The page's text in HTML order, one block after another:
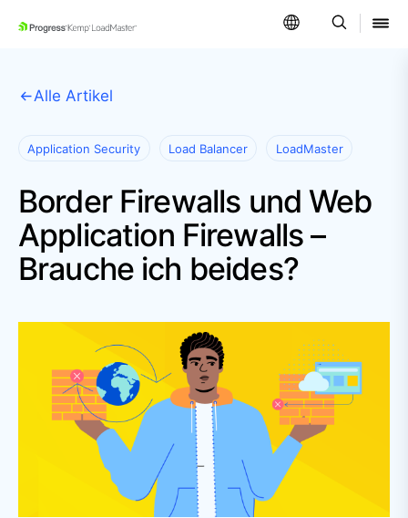
SKIP NAVIGATION
Alle Artikel
Application Security Load Balancer LoadMaster
Border Firewalls und Web
Application Firewalls –
Brauche ich beides?